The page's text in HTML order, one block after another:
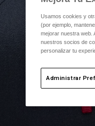
Usamos cookies y
(por ejemplo,
mejorar nuestra web.
nuestros socios de
personalizar tu
Administrar